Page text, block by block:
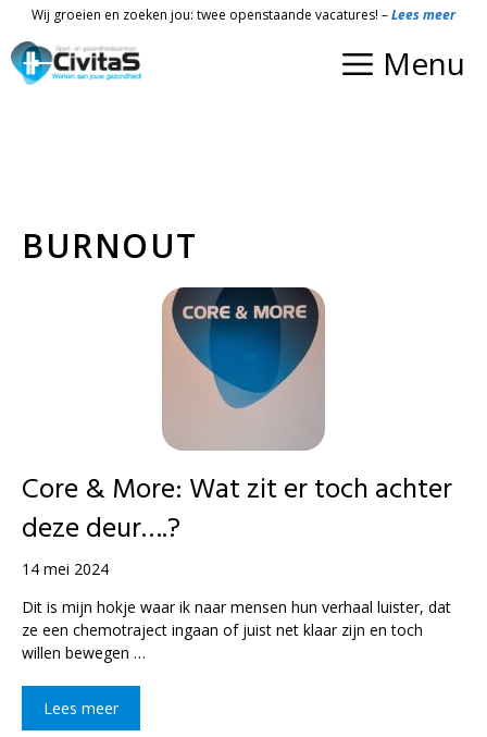
de
inhoud
Wij groeien en zoeken jou: twee openstaande vacatures! –Lees meer
Menu
BURNOUT
Core & More: Wat zit er toch achter
deze deur….?
14 mei 2024
Dit is mijn hokje waar ik naar mensen hun verhaal luister, dat
ze een chemotraject ingaan of juist net klaar zijn en toch
willen bewegen …
Lees meer